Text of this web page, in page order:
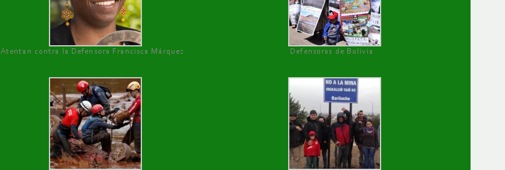
Atentan contra la Defensora Francisca Márquez Defensoras de Bolivia